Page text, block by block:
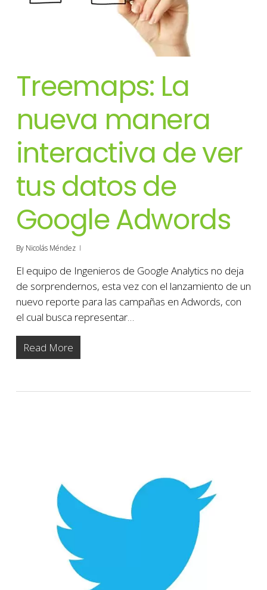
Treemaps: La
nueva manera
interactiva de ver
tus datos de
Google Adwords
By Nicolás Méndez
El equipo de Ingenieros de Google Analytics no deja
de sorprendernos, esta vez con el lanzamiento de un
nuevo reporte para las campañas en Adwords, con
el cual busca representar…
Read More